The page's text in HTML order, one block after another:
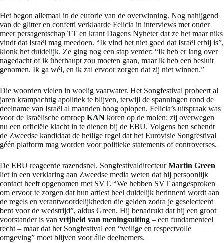
Het begon allemaal in de euforie van de overwinning. Nog nahijgend
van de glitter en confetti verklaarde Felicia in interviews met onder
meer persagentschap TT en krant Dagens Nyheter dat ze het maar niks
vindt dat Israël mag meedoen. “Ik vind het niet goed dat Israël erbij is”,
klonk het duidelijk. Ze ging nog een stap verder: “Ik heb er lang over
nagedacht of ik überhaupt zou moeten gaan, maar ik heb een besluit
genomen. Ik ga wél, en ik zal ervoor zorgen dat zij niet winnen.”
Die woorden vielen in woelig vaarwater. Het Songfestival probeert al
jaren krampachtig apolitiek te blijven, terwijl de spanningen rond de
deelname van Israël al maanden hoog oplopen. Felicia’s uitspraak was
voor de Israëlische omroep KAN koren op de molen: zij overwegen
nu een officiële klacht in te dienen bij de EBU. Volgens hen schendt
de Zweedse kandidaat de heilige regel dat het Eurovisie Songfestival
géén platform mag worden voor politieke statements of controverses.
De EBU reageerde razendsnel. SongfestivaldirecteurMartin Green
liet in een verklaring aan Zweedse media weten dat hij persoonlijk
contact heeft opgenomen met SVT. “We hebben SVT aangesproken
om ervoor te zorgen dat hun artiest heel duidelijk herinnerd wordt aan
de regels en verantwoordelijkheden die gelden zodra je geselecteerd
bent voor de wedstrijd”, aldus Green. Hij benadrukt dat hij een groot
voorstander is van vrijheid van meningsuiting – een fundamenteel
recht – maar dat het Songfestival een “veilige en respectvolle
omgeving” moet blijven voor álle deelnemers.